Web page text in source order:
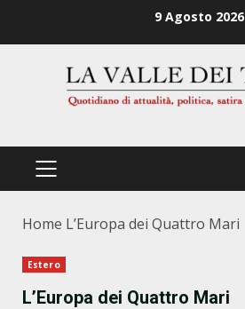
9 Agosto 2026
PRIMÄRES
Home L’Europa dei Quattro Mari
Estero
L’Europa dei Quattro Mari